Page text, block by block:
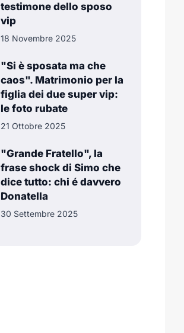
testimone dello sposo
vip
18 Novembre 2025
"Si è sposata ma che
caos". Matrimonio per la
figlia dei due super vip:
le foto rubate
21 Ottobre 2025
"Grande Fratello", la
frase shock di Simo che
dice tutto: chi é davvero
Donatella
30 Settembre 2025